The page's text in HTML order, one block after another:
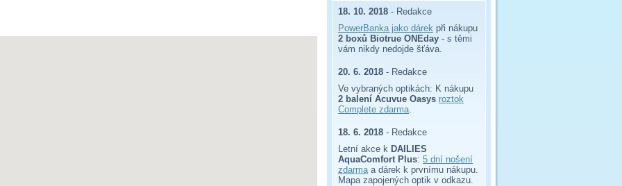
18. 10. 2018 - Redakce
PowerBanka jako dárek při nákupu
2 boxů Biotrue ONEday - s těmi
vám nikdy nedojde šťáva.
20. 6. 2018 - Redakce
Ve vybraných optikách: K nákupu
2 balení Acuvue Oasys roztok
Complete zdarma.
18. 6. 2018 - Redakce
Letní akce k DAILIES
AquaComfort Plus: 5 dní nošení
zdarmaa dárek k prvnímu nákupu.
Mapa zapojených optik v odkazu.